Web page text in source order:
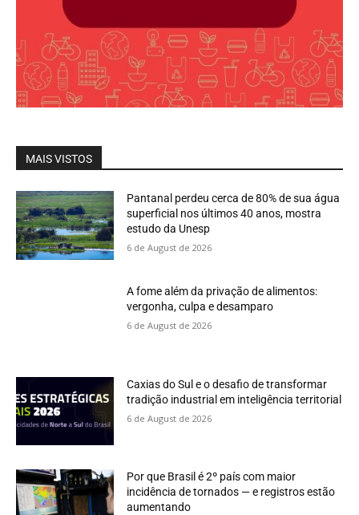
MAIS VISTOS
Pantanal perdeu cerca de 80% de sua água
superficial nos últimos 40 anos, mostra
estudo da Unesp
6 de August de 2026
A fome além da privação de alimentos:
vergonha, culpa e desamparo
6 de August de 2026
Caxias do Sul e o desafio de transformar
tradição industrial em inteligência territorial
6 de August de 2026
Por que Brasil é 2º país com maior
incidência de tornados — e registros estão
aumentando